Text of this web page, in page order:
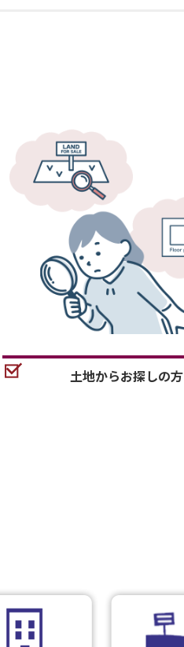
土地からお探しの方